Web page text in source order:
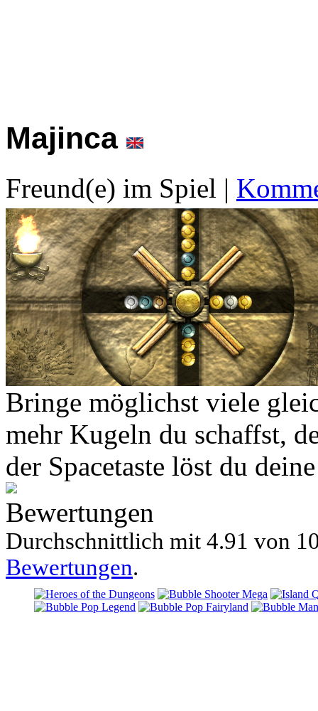
Majinca
Freund(e) im Spiel |
Bringe möglichst viele
mehr Kugeln du schaffst,
der Spacetaste löst du
Bewertungen
Durchschnittlich mit 4.91 von
Bewertungen.